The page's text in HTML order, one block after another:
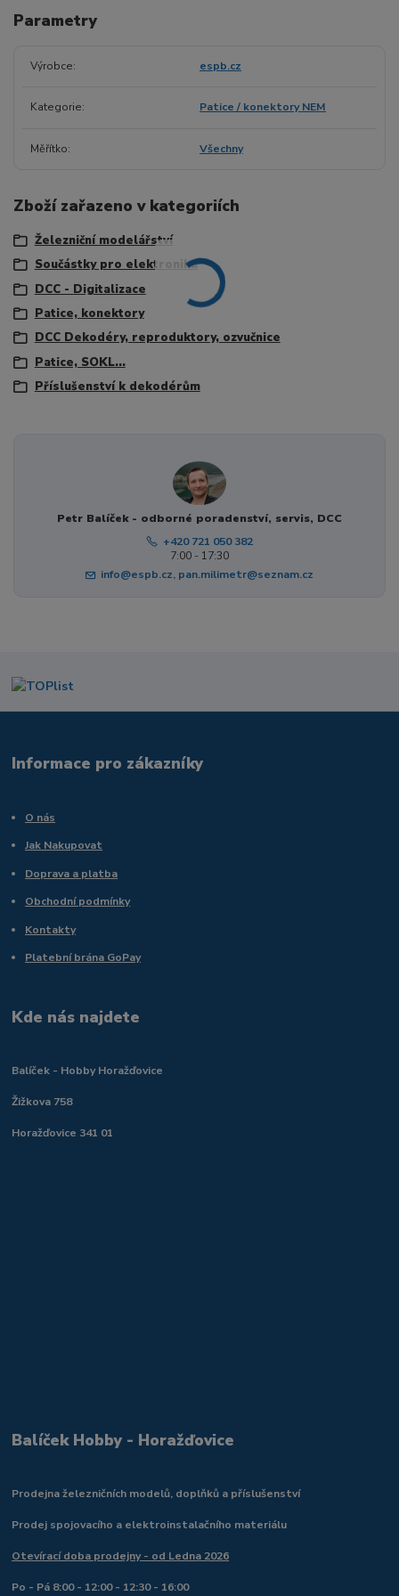
Parametry
Výrobce espb.cz
Kategorie Patice / konektory NEM
Měřítko Všechny
Zboží zařazeno v kategoriích
Železniční modelářství
Součástky pro elektroniku
DCC - Digitalizace
Patice, konektory
DCC Dekodéry, reproduktory, ozvučnice
Patice, SOKL...
Příslušenství k dekodérům
Petr Balíček - odborné poradenství, servis, DCC
+420 721 050 382
7:00 - 17:30
info@espb.cz, pan.milimetr@seznam.cz
Informace pro zákazníky
O nás
Jak Nakupovat
Doprava a platba
Obchodní podmínky
Kontakty
Platební brána GoPay
Kde nás najdete
Balíček - Hobby Horažďovice
Žižkova 758
Horažďovice 341 01
Balíček Hobby - Horažďovice
Prodejna železničních modelů, doplňků a příslušenství
Prodej spojovacího a elektroinstalačního materiálu
Otevírací doba prodejny - od Ledna 2026
Po - Pá 8:00 - 12:00 - 12:30 - 16:00